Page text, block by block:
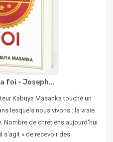
foi - Joseph...
Kabuya Masanka touche un
lesquels nous vivons : la vraie
Nombre de chrétiens aujourd'hui
s'agit « de recevoir des